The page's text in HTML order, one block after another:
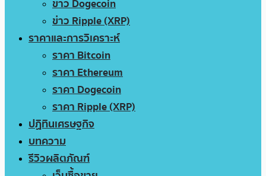
ข่าว Dogecoin
ข่าว Ripple (XRP)
ราคาและการวิเคราะห์
ราคา Bitcoin
ราคา Ethereum
ราคา Dogecoin
ราคา Ripple (XRP)
ปฏิทินเศรษฐกิจ
บทความ
รีวิวผลิตภัณฑ์